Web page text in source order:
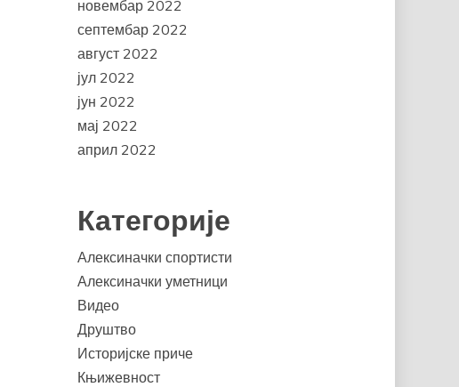
новембар 2022
септембар 2022
август 2022
јул 2022
јун 2022
мај 2022
април 2022
Категорије
Алексиначки спортисти
Алексиначки уметници
Видео
Друштво
Историјске приче
Књижевност